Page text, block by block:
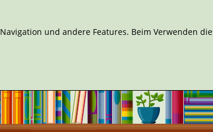
und andere Features. Beim Verwenden